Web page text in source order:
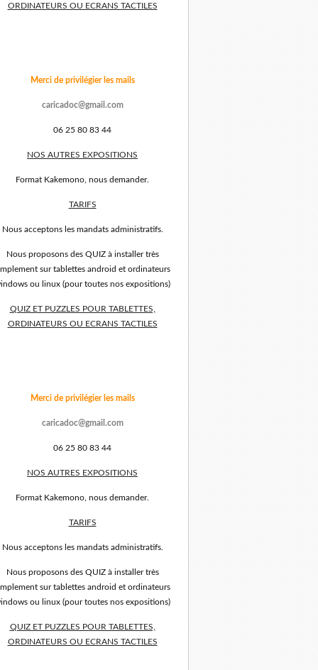
ORDINATEURS OU ECRANS TACTILES
Merci de privilégier les mails
caricadoc@gmail.com
06 25 80 83 44
NOS AUTRES EXPOSITIONS
Format Kakemono, nous demander.
TARIFS
Nous acceptons les mandats administratifs.
Nous proposons des QUIZ à installer très
sur tablettes android et ordinateurs
ou linux (pour toutes nos expositions)
QUIZ ET PUZZLES POUR TABLETTES,
ORDINATEURS OU ECRANS TACTILES
Merci de privilégier les mails
caricadoc@gmail.com
06 25 80 83 44
NOS AUTRES EXPOSITIONS
Format Kakemono, nous demander.
TARIFS
Nous acceptons les mandats administratifs.
Nous proposons des QUIZ à installer très
sur tablettes android et ordinateurs
ou linux (pour toutes nos expositions)
QUIZ ET PUZZLES POUR TABLETTES,
ORDINATEURS OU ECRANS TACTILES